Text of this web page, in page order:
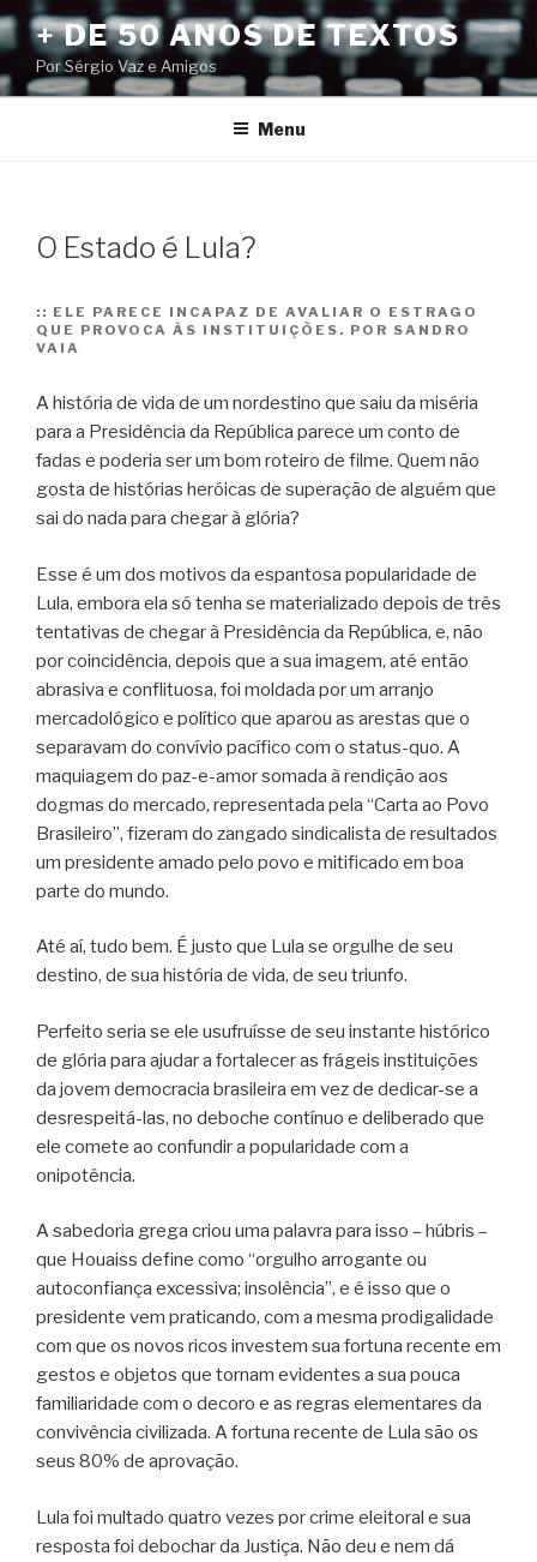
Pular
para
o
conteúdo
+ DE 50 ANOS DE TEXTOS
Por Sérgio Vaz e Amigos
Menu
O Estado é Lula?
:: ELE PARECE INCAPAZ DE AVALIAR O ESTRAGO
QUE PROVOCA ÀS INSTITUIÇÕES. POR SANDRO
VAIA
A história de vida de um nordestino que saiu da miséria
para a Presidência da República parece um conto de
fadas e poderia ser um bom roteiro de filme. Quem não
gosta de histórias heróicas de superação de alguém que
sai do nada para chegar à glória?
Esse é um dos motivos da espantosa popularidade de
Lula, embora ela só tenha se materializado depois de três
tentativas de chegar à Presidência da República, e, não
por coincidência, depois que a sua imagem, até então
abrasiva e conflituosa, foi moldada por um arranjo
mercadológico e político que aparou as arestas que o
separavam do convívio pacífico com o status-quo. A
maquiagem do paz-e-amor somada à rendição aos
dogmas do mercado, representada pela “Carta ao Povo
Brasileiro”, fizeram do zangado sindicalista de resultados
um presidente amado pelo povo e mitificado em boa
parte do mundo.
Até aí, tudo bem. É justo que Lula se orgulhe de seu
destino, de sua história de vida, de seu triunfo.
Perfeito seria se ele usufruísse de seu instante histórico
de glória para ajudar a fortalecer as frágeis instituições
da jovem democracia brasileira em vez de dedicar-se a
desrespeitá-las, no deboche contínuo e deliberado que
ele comete ao confundir a popularidade com a
onipotência.
A sabedoria grega criou uma palavra para isso – húbris –
que Houaiss define como “orgulho arrogante ou
autoconfiança excessiva; insolência”, e é isso que o
presidente vem praticando, com a mesma prodigalidade
com que os novos ricos investem sua fortuna recente em
gestos e objetos que tornam evidentes a sua pouca
familiaridade com o decoro e as regras elementares da
convivência civilizada. A fortuna recente de Lula são os
seus 80% de aprovação.
Lula foi multado quatro vezes por crime eleitoral e sua
resposta foi debochar da Justiça. Não deu e nem dá